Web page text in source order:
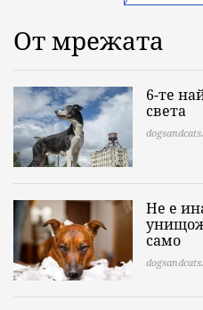
От мрежата
6-те
света
Не е
само